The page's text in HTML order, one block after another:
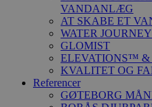
VANDANLÆG
AT SKABE ET
WATER
GLOMIST
ELEVATIONS™
KVALITET OG
Referencer
GØTEBORG